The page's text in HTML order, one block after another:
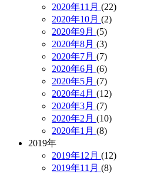
2020年11月 (22)
2020年10月 (2)
2020年9月 (5)
2020年8月 (3)
2020年7月 (7)
2020年6月 (6)
2020年5月 (7)
2020年4月 (12)
2020年3月 (7)
2020年2月 (10)
2020年1月 (8)
2019年
2019年12月 (12)
2019年11月 (8)